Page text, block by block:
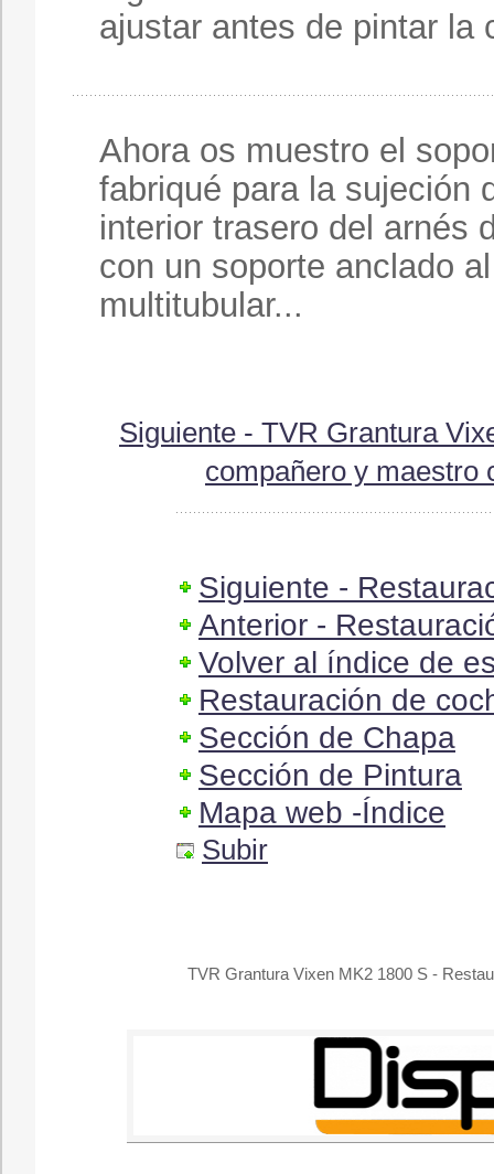
ajustar antes de pintar la
Ahora os muestro el
fabriqué para la sujeción
interior trasero del arnés
con un soporte anclado
multitubular...
Siguiente - TVR Grantura
compañero y maestro
Siguiente -
Anterior -
Volver al índice de
Restauración de
Sección de Chapa
Sección de Pintura
Mapa web -Índice
Subir
TVR Grantura Vixen MK2 1800 S -